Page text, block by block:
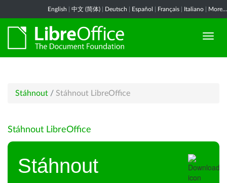
English 中文 (简体) Deutsch Español Français Italiano More...
Stáhnout / Stáhnout LibreOffice
Stáhnout LibreOffice
Stáhnout